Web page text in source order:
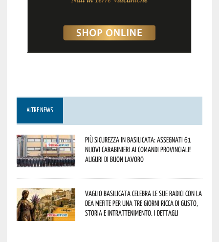
ALTRE NEWS
Più sicurezza in Basilicata: assegnati 61
nuovi Carabinieri ai Comandi provinciali!
Auguri di buon lavoro
Vaglio Basilicata celebra le sue radici con la
Dea Mefite per una tre giorni ricca di gusto,
storia e intrattenimento. I dettagli